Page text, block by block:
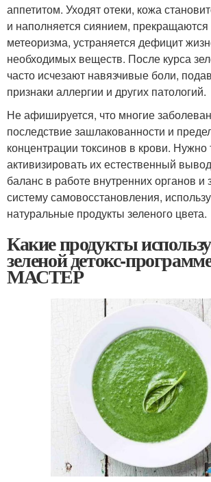
аппетитом. Уходят отеки, кожа
и наполняется сиянием,
метеоризма, устраняется дефицит
необходимых веществ. После курса
часто исчезают навязчивые боли,
признаки аллергии и других патологий.
Не афишируется, что многие
последствие зашлакованности и
концентрации токсинов в крови. Нужно
активизировать их естественный
баланс в работе внутренних органов и
систему самовосстановления,
натуральные продукты зеленого цвета.
Какие продукты
зеленой детокс-
МАСТЕР